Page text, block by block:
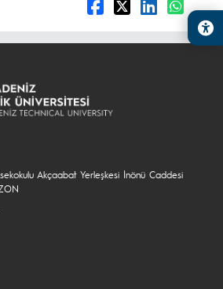
Akçaabat Yerleşkesi İnönü Caddesi